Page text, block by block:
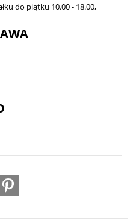
do piątku 10.00 - 18.00,